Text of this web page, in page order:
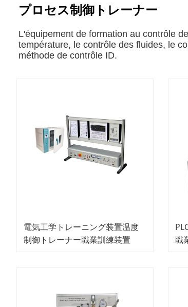
プロセス制御トレーナー
L'équipement de formation au contrôle
température, le contrôle des fluides, le
méthode de contrôle ID.
電気工学トレーニング装置温度
制御トレーナー職業訓練装置
職